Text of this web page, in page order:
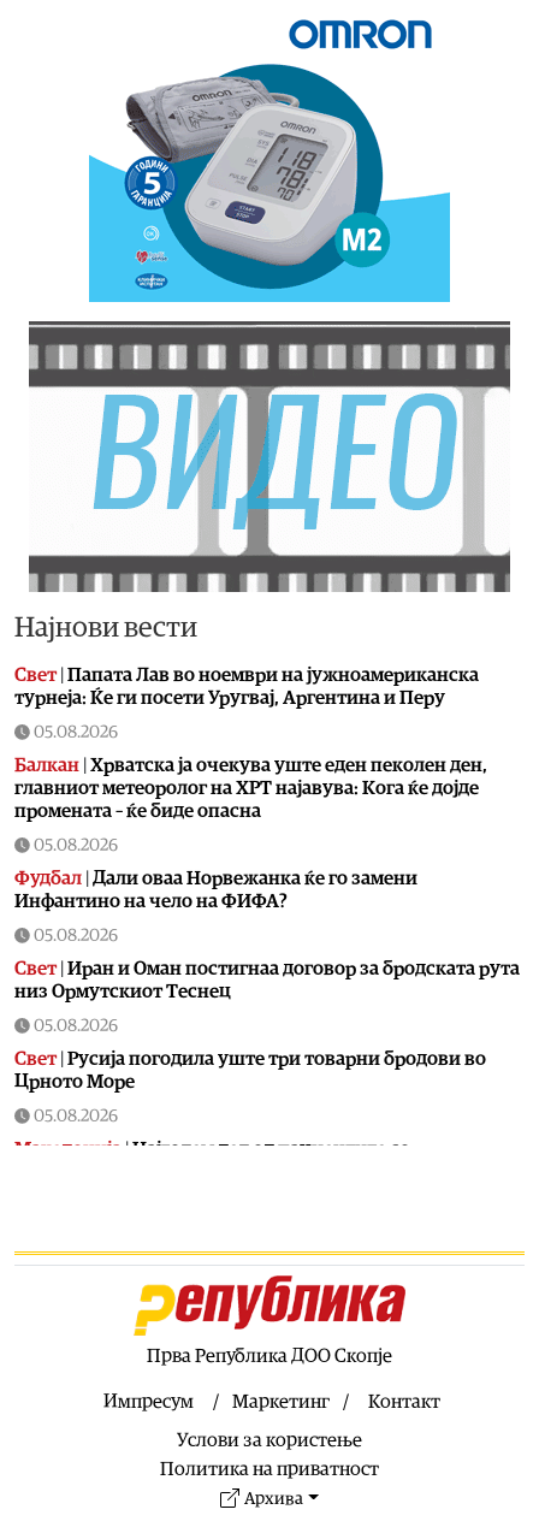
Најнови вести
Свет| Папата Лав во ноември на јужноамериканска
турнеја: Ќе ги посети Уругвај, Аргентина и Перу
05.08.2026
Балкан Хрватска ја очекува уште еден пеколен ден,
главниот метеоролог на ХРТ најавува: Кога ќе дојде
промената – ќе биде опасна
05.08.2026
Фудбал Дали оваа Норвежанка ќе го замени
Инфантино на чело на ФИФА?
05.08.2026
Свет| Иран и Оман постигнаа договор за бродската рута
низ Ормутскиот Теснец
05.08.2026
Свет| Русија погодила уште три товарни бродови во
Црното Море
05.08.2026
Македонија |Најголем дел од пациентите сo
запалена трева при сечење со брусилица
Нуклеарката Кршко во Словенија го намалува
производството за 20% поради нискиот водостој на
05.08.2026
Клековски: Приоритет се нови
вработувања и проширување на Позитивната листа со
Прва Република ДОО Скопје
Импресум Маркетинг
Контакт
Услови за користење
Политика на приватност
Архива